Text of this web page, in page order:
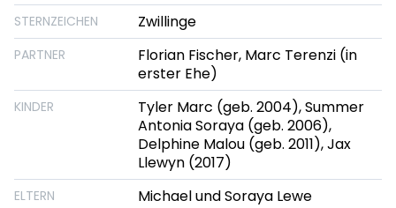
STERNZEICHEN Zwillinge
PARTNER
Florian Fischer, Marc Terenzi (in
erster Ehe)
KINDER
Tyler Marc (geb. 2004), Summer
Antonia Soraya (geb. 2006),
Delphine Malou (geb. 2011), Jax
Llewyn (2017)
ELTERN Michael und Soraya Lewe